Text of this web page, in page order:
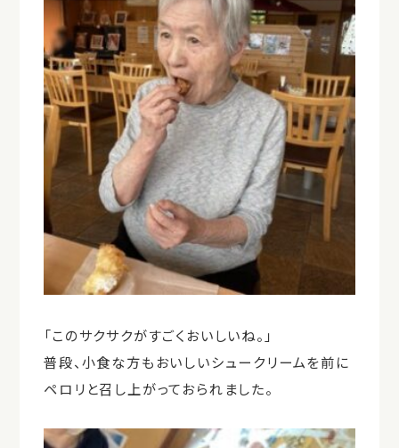
「このサクサクがすごくおいしいね。」
普段、小食な方もおいしいシュークリームを前に
ペロリと召し上がっておられました。